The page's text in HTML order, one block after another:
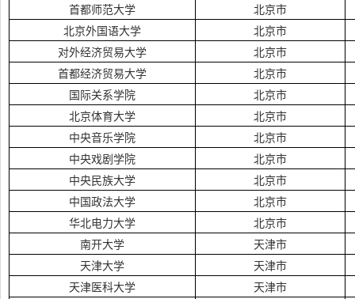
首都师范大学
北京市
北京外国语大学
北京市
对外经济贸易大学
北京市
首都经济贸易大学
北京市
国际关系学院
北京市
北京体育大学
北京市
中央音乐学院
北京市
中央戏剧学院
北京市
中央民族大学
北京市
中国政法大学
北京市
华北电力大学
北京市
南开大学
天津市
天津大学
天津市
天津医科大学
天津市